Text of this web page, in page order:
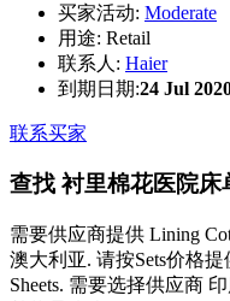
买家活动: Moderate
用途: Retail
联系人: Haier
到期日期:24 Jul
联系买家
查找 衬里棉花医院床
需要供应商提供 Lining
澳大利亚. 请按Sets价格提
Sheets. 需要选择供应商